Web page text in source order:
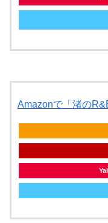
Amazonで「渚の